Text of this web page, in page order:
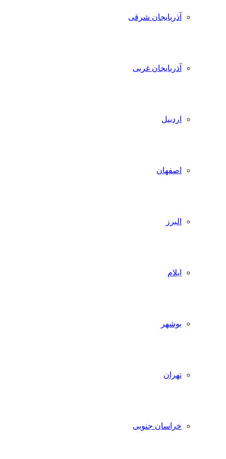
آذربایجان شرقی
آذربایجان غربی
اردبیل
اصفهان
البرز
ایلام
بوشهر
تهران
خراسان جنوبی